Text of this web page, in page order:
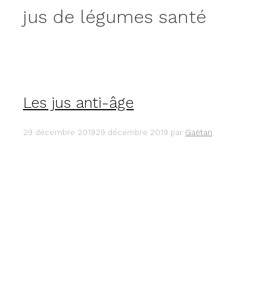
jus de légumes santé
Les jus anti-âge
29 décembre 201929 décembre 2019 par Gaëtan